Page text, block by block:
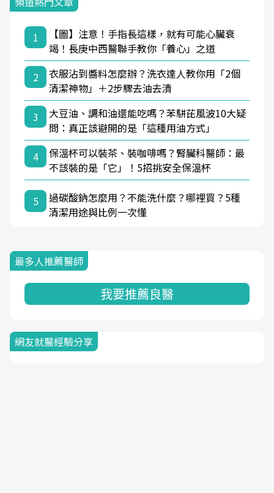
1
【圖】注意！手指長這樣，就有可能心臟衰
竭！長庚中西醫聯手教你「養心」之道
2
衣服沾到醬料怎麼辦？洗衣達人教你用「2個
清潔神物」＋2步驟去油去漬
3
大豆油、調和油還能吃嗎？苯駢芘風波10大疑
問：真正該避開的是「這種用油方式」
4
保溫杯可以裝茶、裝咖啡嗎？腎臟科醫師：最
不該裝的是「它」！5招挑安全保溫杯
5
過碳酸鈉怎麼用？不能洗什麼？哪裡買？5種
清潔用途與比例一次懂
最多人推薦醫師
我要推薦良醫
網友就醫經驗分享